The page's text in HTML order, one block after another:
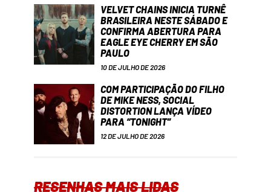
VELVET CHAINS INICIA TURNÊ
BRASILEIRA NESTE SÁBADO E
CONFIRMA ABERTURA PARA
EAGLE EYE CHERRY EM SÃO
PAULO
10 DE JULHO DE 2026
COM PARTICIPAÇÃO DO FILHO
DE MIKE NESS, SOCIAL
DISTORTION LANÇA VÍDEO
PARA “TONIGHT”
12 DE JULHO DE 2026
RESENHAS MAIS LIDAS